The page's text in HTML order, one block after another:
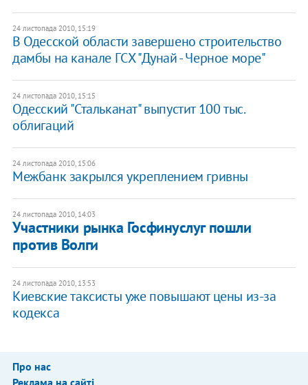
24 листопада 2010, 15:19
В Одесской области завершено строительство
дамбы на канале ГСХ "Дунай - Черное море"
24 листопада 2010, 15:15
Одесский "Стальканат" выпустит 100 тыс.
облигаций
24 листопада 2010, 15:06
Межбанк закрылся укреплением гривны
24 листопада 2010, 14:03
Участники рынка Госфинуслуг пошли
против Волги
24 листопада 2010, 13:53
​Киевские таксисты уже повышают цены из-за
кодекса
Про нас
Реклама на сайті